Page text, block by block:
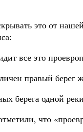
это от
все это
правый берег
берега одной
что